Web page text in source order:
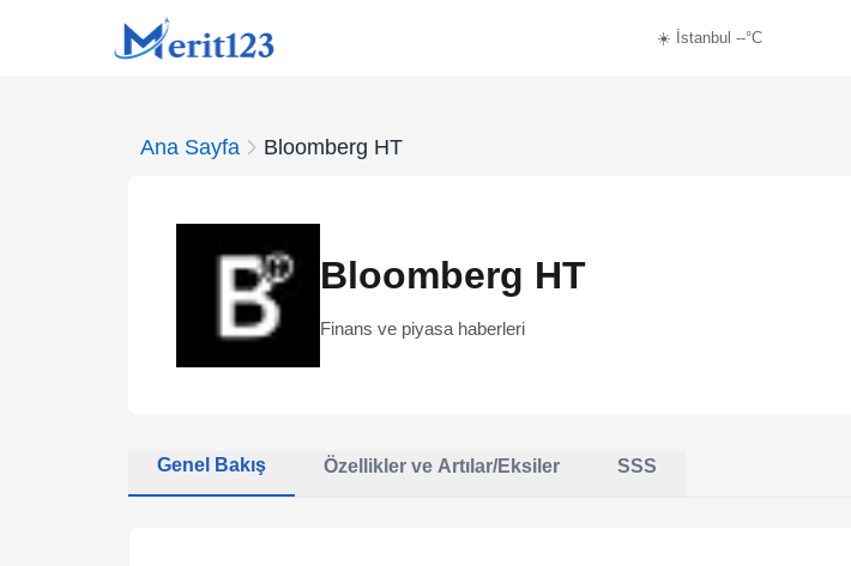
☀️ İstanbul --°C
Ana Sayfa Bloomberg HT
Bloomberg HT
Finans ve piyasa haberleri
Genel Bakış Özellikler ve Artılar/Eksiler SSS